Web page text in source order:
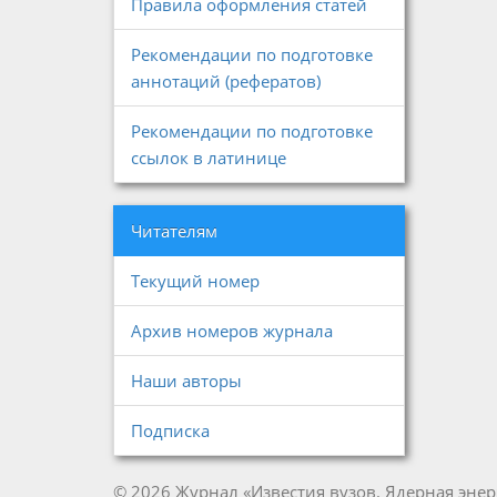
Правила оформления статей
Рекомендации по подготовке
аннотаций (рефератов)
Рекомендации по подготовке
ссылок в латинице
Читателям
Текущий номер
Архив номеров журнала
Наши авторы
Подписка
© 2026 Журнал «Известия вузов. Ядерная